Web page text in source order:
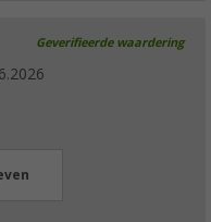
Geverifieerde waardering